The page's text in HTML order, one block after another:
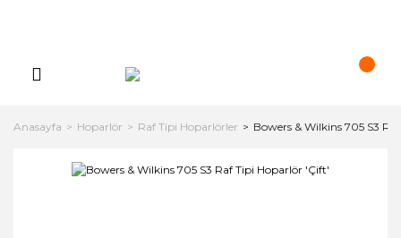
Anasayfa Hoparlör Raf Tipi Hoparlörler Bowers & Wilkins 705 S3